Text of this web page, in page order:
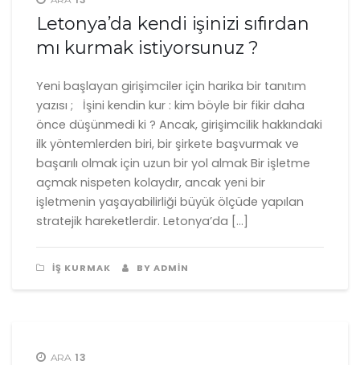
Letonya’da kendi işinizi sıfırdan
mı kurmak istiyorsunuz ?
Yeni başlayan girişimciler için harika bir tanıtım
yazısı ; İşini kendin kur : kim böyle bir fikir daha
önce düşünmedi ki ? Ancak, girişimcilik hakkındaki
ilk yöntemlerden biri, bir şirkete başvurmak ve
başarılı olmak için uzun bir yol almak Bir işletme
açmak nispeten kolaydır, ancak yeni bir
işletmenin yaşayabilirliği büyük ölçüde yapılan
stratejik hareketlerdir. Letonya’da […]
İŞ KURMAK BY ADMIN
ARA 13